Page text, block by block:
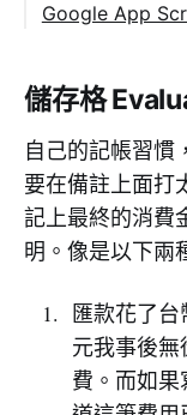
Google App
儲存格
自己的記帳習慣
要在備註上面打
記上最終的消費
明。像是以下兩
匯款花了台
元我事後
費。而如果